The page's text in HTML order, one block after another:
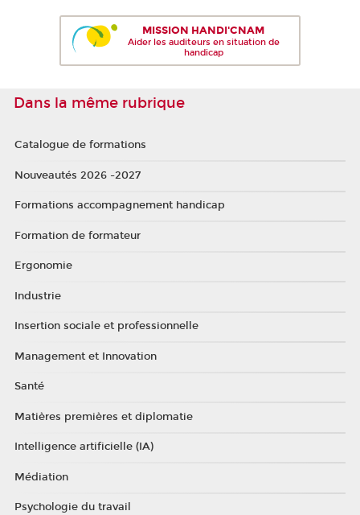
MISSION HANDI'CNAM
Aider les auditeurs en situation de
handicap
Dans la même rubrique
Catalogue de formations
Nouveautés 2026 -2027
Formations accompagnement handicap
Formation de formateur
Ergonomie
Industrie
Insertion sociale et professionnelle
Management et Innovation
Santé
Matières premières et diplomatie
Intelligence artificielle (IA)
Médiation
Psychologie du travail